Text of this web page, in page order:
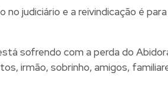
judiciário e a reivindicação é
sofrendo com a perda do
irmão, sobrinho, amigos,